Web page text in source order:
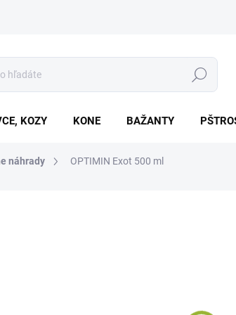
Hľadať
KOZY KONE BAŽANTY
náhrady OPTIMIN Exot 500 ml